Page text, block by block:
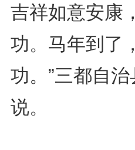
吉祥如意安康
功。马年到了
功。”三都自
说。